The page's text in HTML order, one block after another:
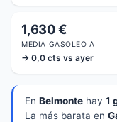
1,630 €
MEDIA GASOLEO A
→ 0,0 cts vs ayer
En Belmonte hay 1
La más barata en